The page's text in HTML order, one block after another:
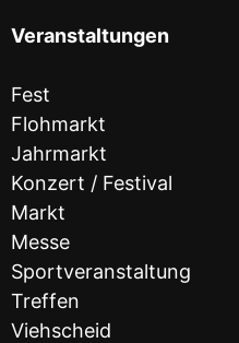
Veranstaltungen
Fest
Flohmarkt
Jahrmarkt
Konzert / Festival
Markt
Messe
Sportveranstaltung
Treffen
Viehscheid